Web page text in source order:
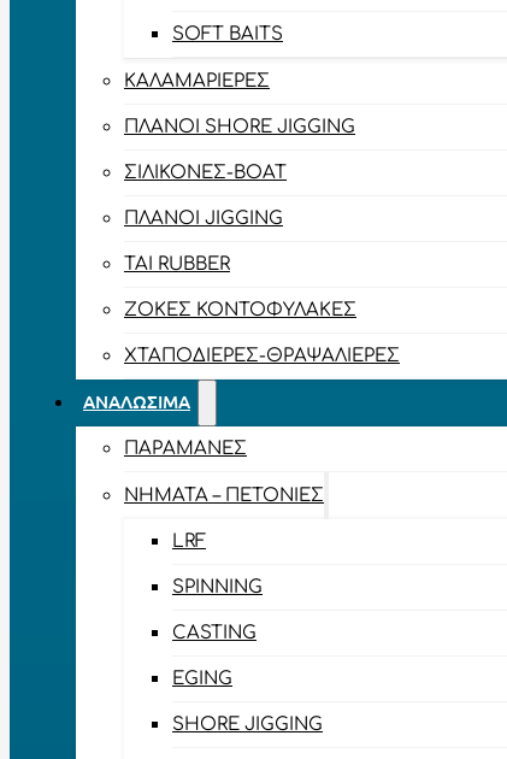
SOFT BAITS
ΚΑΛΑΜΑΡΙΈΡΕΣ
ΠΛΆΝΟΙ SHORE JIGGING
ΣΙΛΙΚΌΝΕΣ-BOAT
ΠΛΆΝΟΙ JIGGING
TAI RUBBER
ΖΌΚΕΣ ΚΟΝΤΟΦΎΛΑΚΕΣ
ΧΤΑΠΟΔΙΈΡΕΣ-ΘΡΑΨΑΛΙΈΡΕΣ
ΑΝΑΛΏΣΙΜΑ
ΠΑΡΑΜΆΝΕΣ
ΝΉΜΑΤΑ – ΠΕΤΟΝΙΈΣ
LRF
SPINNING
CASTING
EGING
SHORE JIGGING